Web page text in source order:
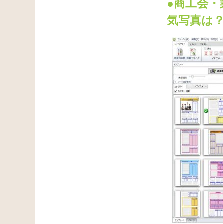
●商工会
気写真は